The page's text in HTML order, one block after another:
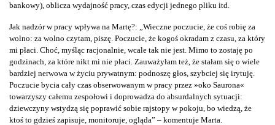
bankowy), oblicza wydajność pracy, czas edycji jednego pliku itd.
Jak nadzór w pracy wpływa na Martę?: „Wieczne poczucie, że coś robię za
wolno: za wolno czytam, piszę. Poczucie, że kogoś okradam z czasu, za który
mi płaci. Choć, myśląc racjonalnie, wcale tak nie jest. Mimo to zostaję po
godzinach, za które nikt mi nie płaci. Zauważyłam też, że stałam się o wiele
bardziej nerwowa w życiu prywatnym: podnoszę głos, szybciej się irytuję.
Poczucie bycia cały czas obserwowanym w pracy przez »oko Saurona«
towarzyszy całemu zespołowi i doprowadza do absurdalnych sytuacji:
dziewczyny wstydzą się poprawić sobie rajstopy w pokoju, bo wiedzą, że
ktoś to gdzieś zapisuje, monitoruje, ogląda” – komentuje Marta.